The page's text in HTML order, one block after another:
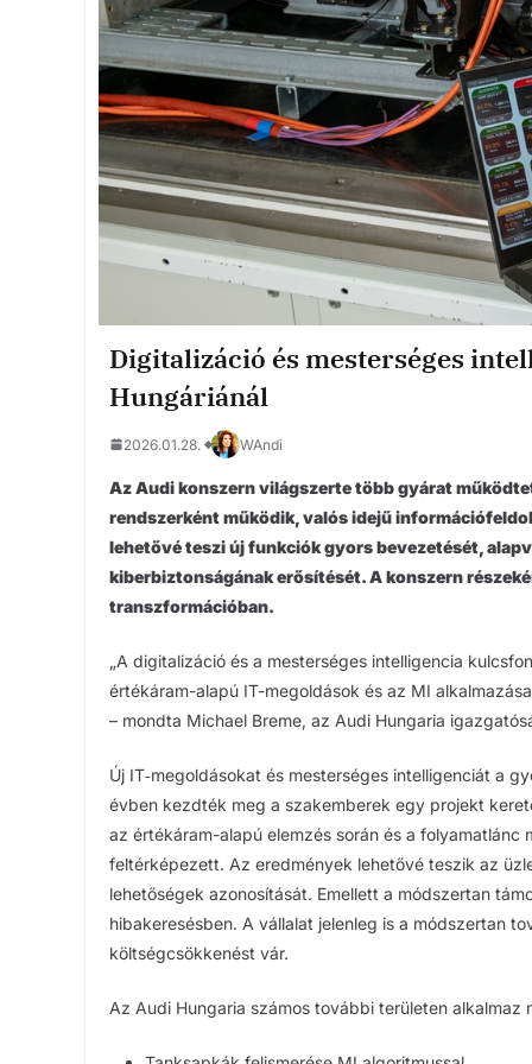
Digitalizáció és mesterséges
Hungáriánál
2026.01.28. WAndi
Az Audi konszern világszerte több gyárat
rendszerként működik, valós idejű
lehetővé teszi új funkciók gyors bevezetését,
kiberbiztonságának erősítését. A konszern
transzformációban.
„A digitalizáció és a mesterséges intelligencia
értékáram-alapú IT-megoldások és az MI
– mondta Michael Breme, az Audi Hungaria
Új IT‑megoldásokat és mesterséges intelligenciát a
évben kezdték meg a szakemberek egy projekt
az értékáram-alapú elemzés során és a
feltérképezett. Az eredmények lehetővé teszik az
lehetőségek azonosítását. Emellett a módszertan
hibakeresésben. A vállalat jelenleg is a módszertan
költségcsökkenést vár.
Az Audi Hungaria számos további területen alkalmaz